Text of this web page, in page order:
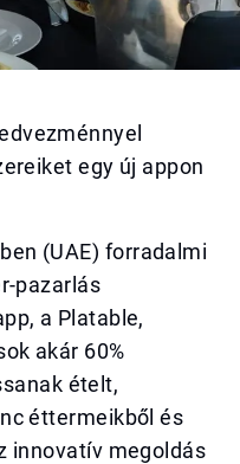
egy új appon
(UAE) forradalmi
pazarlás
a Platable,
akár 60%
ételt,
éttermeikből és
innovatív megoldás